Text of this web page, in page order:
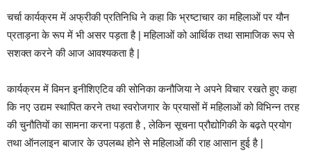
चर्चा कार्यक्रम में अफ्रीकी प्रतिनिधि ने कहा कि भ्रष्टाचार का महिलाओं पर यौन
प्रताड़ना के रूप में भी असर पड़ता है | महिलाओं को आर्थिक तथा सामाजिक रूप से
सशक्त करने की आज आवश्यकता है |
कार्यक्रम में विमन इनीशिएटिव की सोनिका कनौजिया ने अपने विचार रखते हुए कहा
कि नए उद्यम स्थापित करने तथा स्वरोजगार के प्रयासों में महिलाओं को विभिन्न तरह
की चुनौतियों का सामना करना पड़ता है , लेकिन सूचना प्रौद्योगिकी के बढ़ते प्रयोग
तथा ऑनलाइन बाजार के उपलब्ध होने से महिलाओं की राह आसान हुई है |